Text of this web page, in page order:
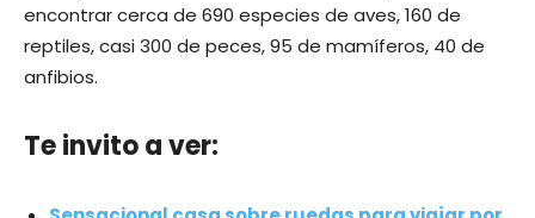
encontrar cerca de 690 especies de aves, 160 de
reptiles, casi 300 de peces, 95 de mamíferos, 40 de
anfibios.
Te invito a ver: